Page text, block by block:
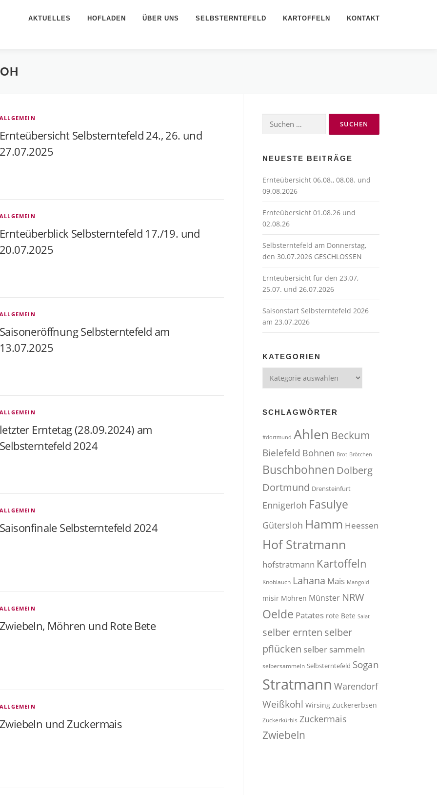
AKTUELLES HOFLADEN ÜBER UNS SELBSTERNTEFELD KARTOFFELN KONTAKT
ALLGEMEIN
Ernteübersicht Selbsterntefeld 24., 26. und
27.07.2025
ALLGEMEIN
Ernteüberblick Selbsterntefeld 17./19. und
20.07.2025
ALLGEMEIN
Saisoneröffnung Selbsterntefeld am
13.07.2025
ALLGEMEIN
letzter Erntetag (28.09.2024) am
Selbsterntefeld 2024
ALLGEMEIN
Saisonfinale Selbsterntefeld 2024
ALLGEMEIN
Zwiebeln, Möhren und Rote Bete
ALLGEMEIN
Zwiebeln und Zuckermais
Suchen
nach:
NEUESTE BEITRÄGE
Ernteübersicht 06.08., 08.08. und
09.08.2026
Ernteübersicht 01.08.26 und
02.08.26
Selbsterntefeld am Donnerstag,
den 30.07.2026 GESCHLOSSEN
Ernteübersicht für den 23.07,
25.07. und 26.07.2026
Saisonstart Selbsterntefeld 2026
am 23.07.2026
KATEGORIEN
SCHLAGWÖRTER
#dortmund Ahlen Beckum
Bielefeld Bohnen Brot Brötchen
Buschbohnen Dolberg
Dortmund Drensteinfurt
Ennigerloh Fasulye
Gütersloh Hamm Heessen
Hof Stratmann
hofstratmann Kartoffeln
Knoblauch Lahana Mais Mangold
misir Möhren Münster NRW
Oelde Patates rote Bete Salat
selber ernten selber
pflücken selber sammeln
selbersammeln Selbsterntefeld Sogan
Stratmann Warendorf
Weißkohl Wirsing Zuckererbsen
Zuckerkürbis Zuckermais
Zwiebeln